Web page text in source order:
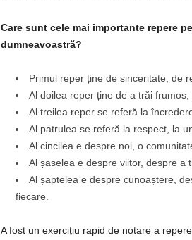
Care sunt cele mai importante repere
dumneavoastră?
Primul reper ține de sinceritate, de
Al doilea reper ține de a trăi frumos,
Al treilea reper se referă la
Al patrulea se referă la respect, la
Al cincilea e despre noi, o
Al șaselea e despre viitor, despre a
Al șaptelea e despre cunoaștere,
fiecare.
A fost un exercițiu rapid de notare a